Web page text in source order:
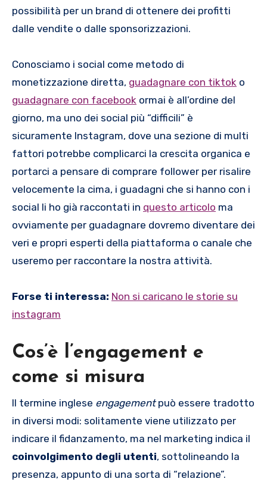
possibilità per un brand di ottenere dei profitti
dalle vendite o dalle sponsorizzazioni.
Conosciamo i social come metodo di
monetizzazione diretta, guadagnare con tiktok o
guadagnare con facebook ormai è all’ordine del
giorno, ma uno dei social più “difficili” è
sicuramente Instagram, dove una sezione di multi
fattori potrebbe complicarci la crescita organica e
portarci a pensare di comprare follower per risalire
velocemente la cima, i guadagni che si hanno con i
social li ho già raccontati in questo articolo ma
ovviamente per guadagnare dovremo diventare dei
veri e propri esperti della piattaforma o canale che
useremo per raccontare la nostra attività.
Forse ti interessa: Non si caricano le storie su
instagram
Cos’è l’engagement e
come si misura
Il termine inglese engagementpuò essere tradotto
in diversi modi: solitamente viene utilizzato per
indicare il fidanzamento, ma nel marketing indica il
coinvolgimento degli utenti, sottolineando la
presenza, appunto di una sorta di “relazione”.